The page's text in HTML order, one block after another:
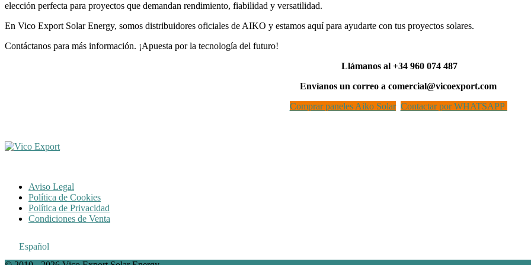
elección perfecta para proyectos que demandan rendimiento, fiabilidad y versatilidad.
En Vico Export Solar Energy, somos distribuidores oficiales de AIKO y estamos aquí para ayudarte con tus proyectos solares.
Contáctanos para más información. ¡Apuesta por la tecnología del futuro!
Llámanos al +34 960 074 487
Envíanos un correo a comercial@vicoexport.com
Comprar paneles Aiko Solar Contactar por WHATSAPP
Aviso Legal
Política de Cookies
Política de Privacidad
Condiciones de Venta
Español